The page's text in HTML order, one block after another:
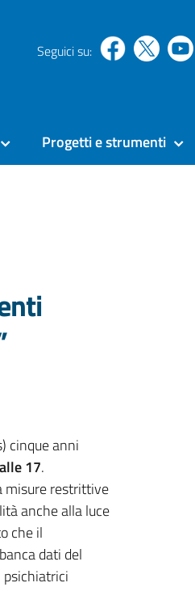
Seguici su:
Progetti e strumenti
cinque anni
17.
misure restrittive
anche alla luce
che il
dati del